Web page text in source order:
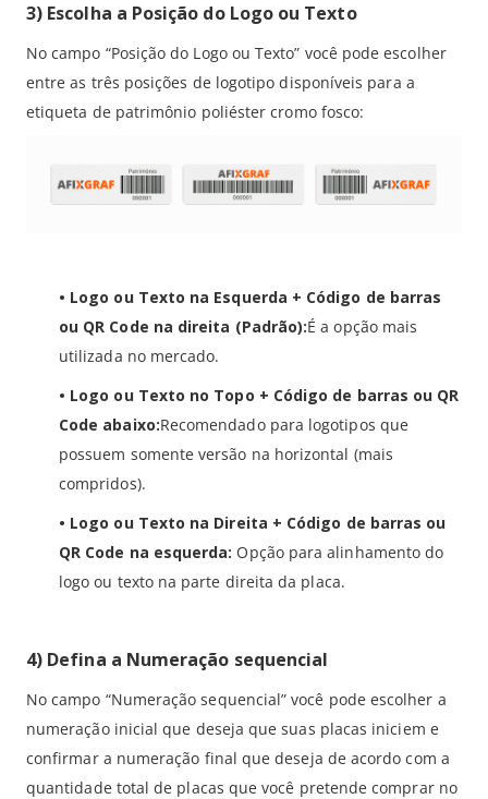
3) Escolha a Posição do Logo ou Texto
No campo “Posição do Logo ou Texto” você pode escolher
entre as três posições de logotipo disponíveis para a
etiqueta de patrimônio poliéster cromo fosco:
• Logo ou Texto na Esquerda + Código de barras
ou QR Code na direita (Padrão):É a opção mais
utilizada no mercado.
• Logo ou Texto no Topo + Código de barras ou QR
Code abaixo:Recomendado para logotipos que
possuem somente versão na horizontal (mais
compridos).
• Logo ou Texto na Direita + Código de barras ou
QR Code na esquerda: Opção para alinhamento do
logo ou texto na parte direita da placa.
4) Defina a Numeração sequencial
No campo “Numeração sequencial” você pode escolher a
numeração inicial que deseja que suas placas iniciem e
confirmar a numeração final que deseja de acordo com a
quantidade total de placas que você pretende comprar no